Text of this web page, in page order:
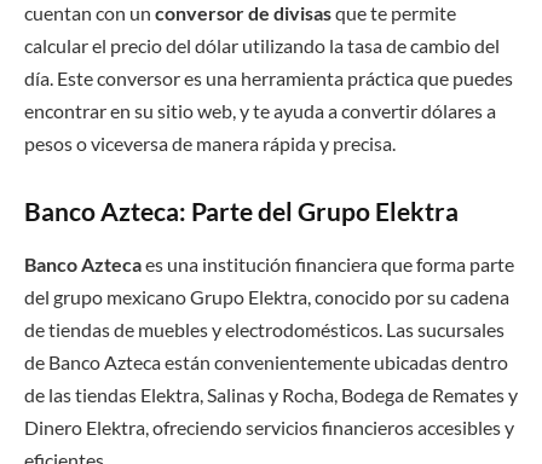
cuentan con un conversor de divisasque te permite
calcular el precio del dólar utilizando la tasa de cambio del
día. Este conversor es una herramienta práctica que puedes
encontrar en su sitio web, y te ayuda a convertir dólares a
pesos o viceversa de manera rápida y precisa.
Banco Azteca: Parte del Grupo Elektra
Banco Aztecaes una institución financiera que forma parte
del grupo mexicano Grupo Elektra, conocido por su cadena
de tiendas de muebles y electrodomésticos. Las sucursales
de Banco Azteca están convenientemente ubicadas dentro
de las tiendas Elektra, Salinas y Rocha, Bodega de Remates y
Dinero Elektra, ofreciendo servicios financieros accesibles y